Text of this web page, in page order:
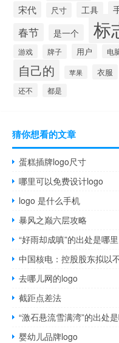
宋代 尺寸 工具
春节 是一个 标
游戏 牌子 用户 电
自己的 苹果 衣服
还不 都是
猜你想看的文章
蛋糕插牌logo尺寸
哪里可以免费设计logo
logo 是什么手机
暴风之巅六层攻略
“好雨却成嗔”的出处是哪里
中国核电：控股股东拟以
去哪儿网的logo
截距点差法
“激石悬流雪满湾”的出处
婴幼儿品牌logo